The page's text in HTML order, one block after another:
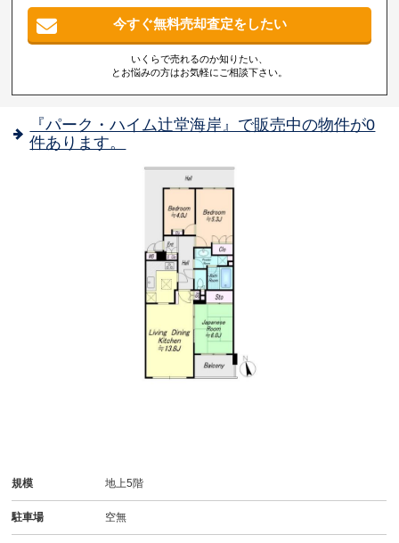
今すぐ無料売却査定をしたい
いくらで売れるのか知りたい、
とお悩みの方はお気軽にご相談下さい。
『パーク・ハイム辻堂海岸』で販売中の物件が0
件あります。
規模 地上5階
駐車場 空無